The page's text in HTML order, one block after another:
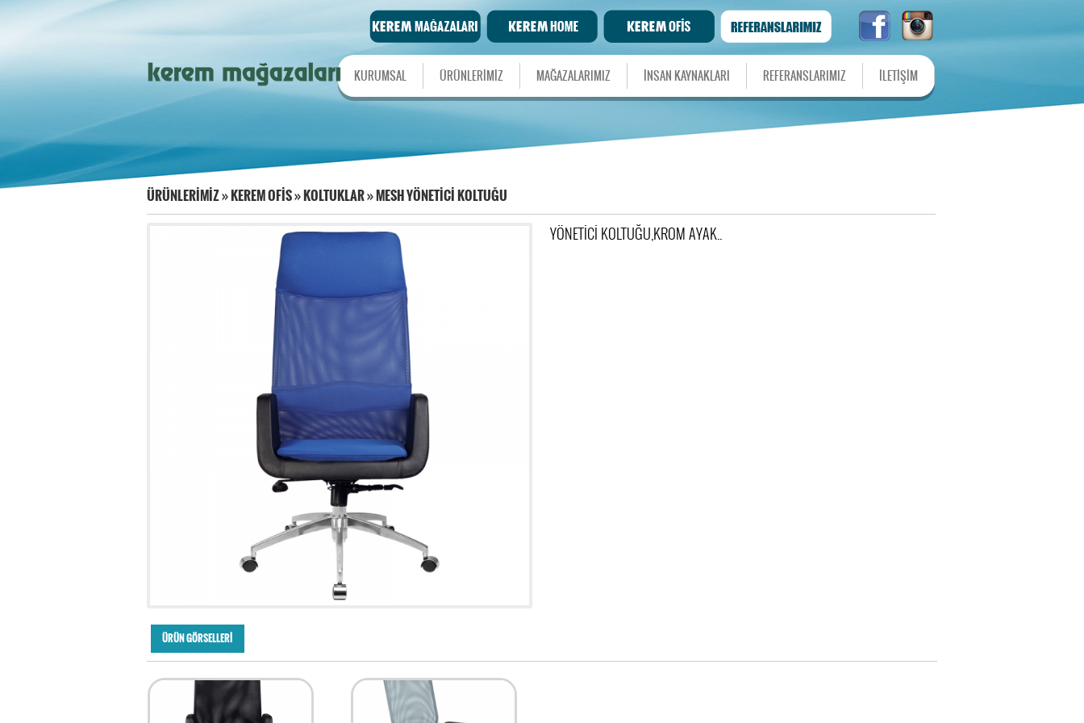
KURUMSAL ÜRÜNLERİMİZ MAĞAZALARIMIZ İNSAN KAYNAKLARI REFERANSLARIMIZ İLETİŞİM
ÜRÜNLERİMİZ»KEREM OFİS»KOLTUKLAR»MESH YÖNETİCİ KOLTUĞU
YÖNETİCİ KOLTUĞU,KROM AYAK..
ÜRÜN GÖRSELLERİ